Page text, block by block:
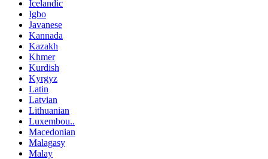
Icelandic
Igbo
Javanese
Kannada
Kazakh
Khmer
Kurdish
Kyrgyz
Latin
Latvian
Lithuanian
Luxembou..
Macedonian
Malagasy
Malay